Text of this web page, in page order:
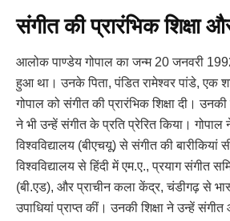
संगीत की प्रारंभिक शिक्षा
आलोक पाण्डेय गोपाल का जन्म 20 जनवरी
हुआ था। उनके पिता, पंडित रामेश्वर पांडे, एक
गोपाल को संगीत की प्रारंभिक शिक्षा दी। उनकी
ने भी उन्हें संगीत के प्रति प्रेरित किया। गोपाल
विश्वविद्यालय (बीएचयू) से संगीत की बारीकियां
विश्वविद्यालय से हिंदी में एम.ए., प्रयाग संगीत
(बी.एड), और प्राचीन कला केंद्र, चंडीगढ़ से
उपाधियां प्राप्त कीं। उनकी शिक्षा ने उन्हें संगीत